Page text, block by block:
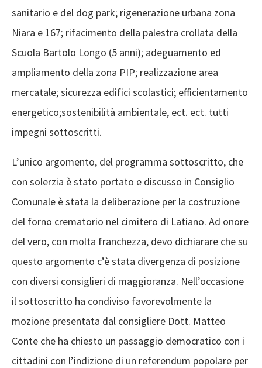
sanitario e del dog park; rigenerazione urbana zona
Niara e 167; rifacimento della palestra crollata della
Scuola Bartolo Longo (5 anni); adeguamento ed
ampliamento della zona PIP; realizzazione area
mercatale; sicurezza edifici scolastici; efficientamento
energetico;sostenibilità ambientale, ect. ect. tutti
impegni sottoscritti.
L’unico argomento, del programma sottoscritto, che
con solerzia è stato portato e discusso in Consiglio
Comunale è stata la deliberazione per la costruzione
del forno crematorio nel cimitero di Latiano. Ad onore
del vero, con molta franchezza, devo dichiarare che su
questo argomento c’è stata divergenza di posizione
con diversi consiglieri di maggioranza. Nell’occasione
il sottoscritto ha condiviso favorevolmente la
mozione presentata dal consigliere Dott. Matteo
Conte che ha chiesto un passaggio democratico con i
cittadini con l’indizione di un referendum popolare per